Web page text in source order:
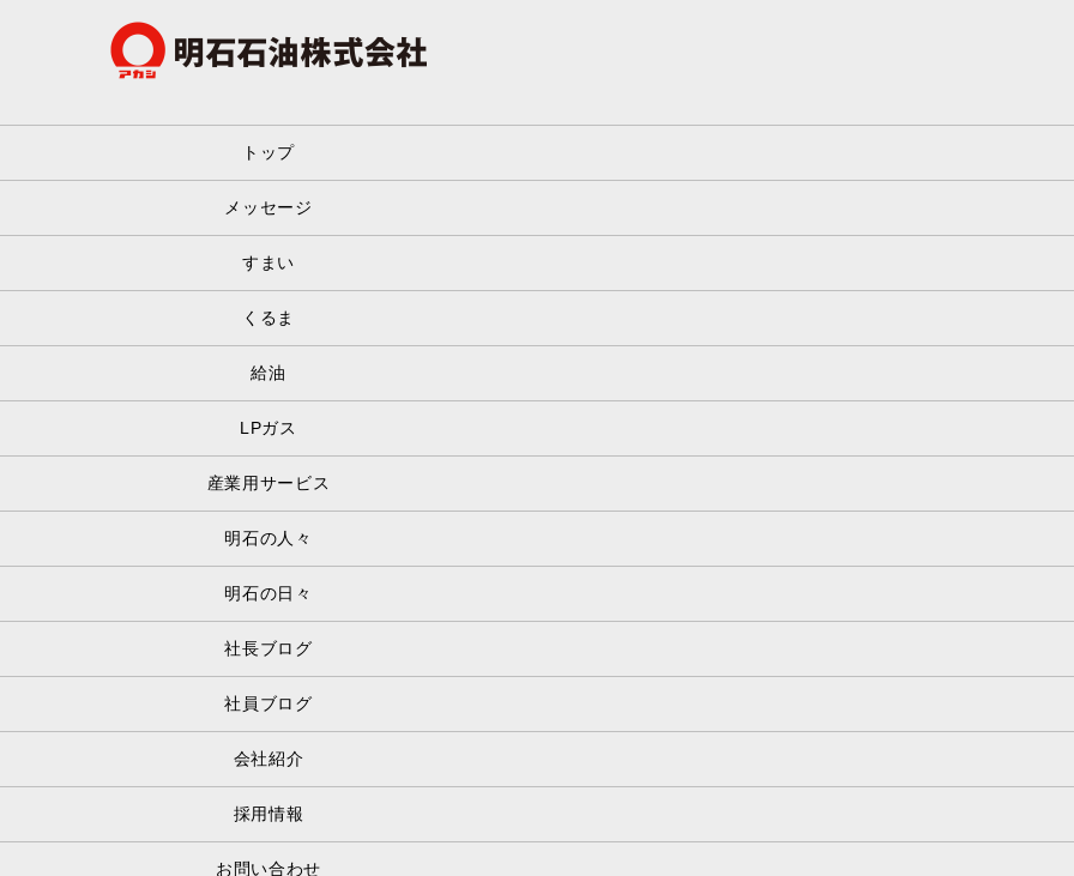
トップ
メッセージ
すまい
くるま
給油
LPガス
産業用サービス
明石の人々
明石の日々
社長ブログ
社員ブログ
会社紹介
採用情報
お問い合わせ